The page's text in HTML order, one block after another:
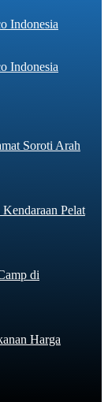
Indonesia
Soroti Arah
Pelat
di
Harga